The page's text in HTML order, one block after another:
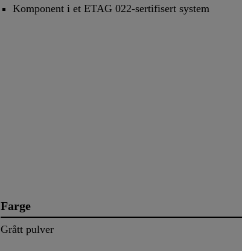
Komponent i et ETAG 022-sertifisert system
Farge
Grått pulver